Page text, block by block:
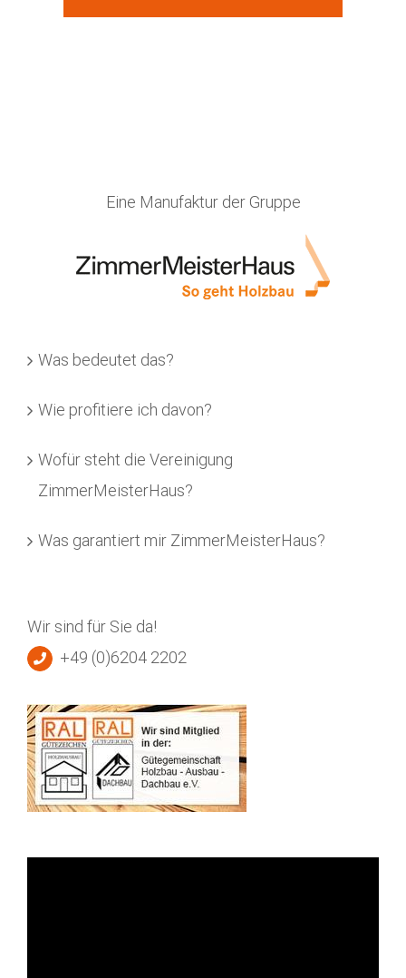
Eine Manufaktur der Gruppe
Was bedeutet das?
Wie profitiere ich davon?
Wofür steht die Vereinigung
ZimmerMeisterHaus?
Was garantiert mir ZimmerMeisterHaus?
Wir sind für Sie da!
+49 (0)6204 2202